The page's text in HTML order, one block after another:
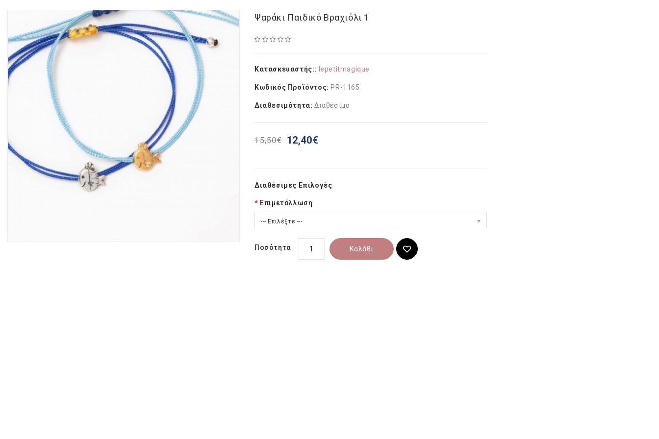
Ψαράκι Παιδικό Βραχιόλι 1
Κατασκευαστής:: lepetitmagique
Κωδικός Προϊόντος: PR-1165
Διαθεσιμότητα: Διαθέσιμο
15,50€ 12,40€
Διαθέσιμες Επιλογές
Επιμετάλλωση
--- Επιλέξτε ---
Ποσότητα Καλάθι